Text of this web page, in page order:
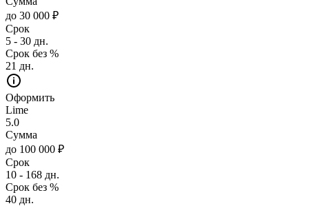
до 30 000 ₽
Срок
5 - 30 дн.
Срок без %
21 дн.
Оформить
Lime
5.0
Сумма
до 100 000 ₽
Срок
10 - 168 дн.
Срок без %
40 дн.